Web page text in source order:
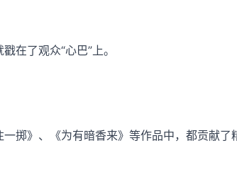
在了观众“心巴”上。
掷》、《为有暗香来》等作品中，都贡献了